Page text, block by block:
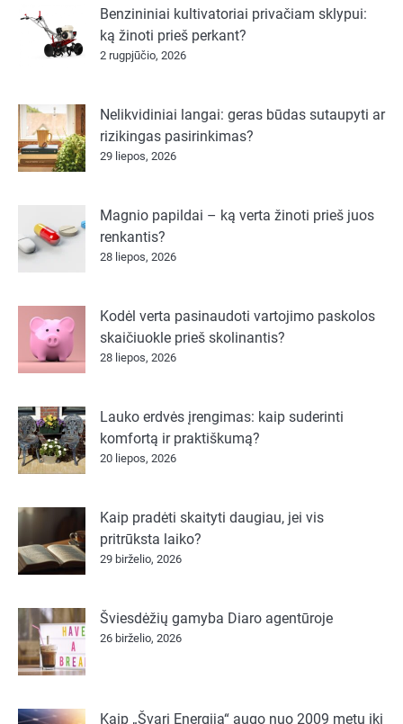
Benzininiai kultivatoriai privačiam sklypui:
ką žinoti prieš perkant?
2 rugpjūčio, 2026
Nelikvidiniai langai: geras būdas sutaupyti ar
rizikingas pasirinkimas?
29 liepos, 2026
Magnio papildai – ką verta žinoti prieš juos
renkantis?
28 liepos, 2026
Kodėl verta pasinaudoti vartojimo paskolos
skaičiuokle prieš skolinantis?
28 liepos, 2026
Lauko erdvės įrengimas: kaip suderinti
komfortą ir praktiškumą?
20 liepos, 2026
Kaip pradėti skaityti daugiau, jei vis
pritrūksta laiko?
29 birželio, 2026
Šviesdėžių gamyba Diaro agentūroje
26 birželio, 2026
Kaip „Švari Energija“ augo nuo 2009 metų iki